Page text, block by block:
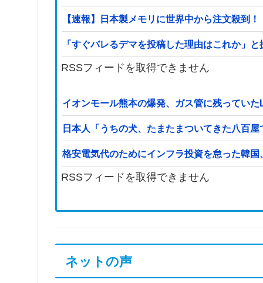
【速報】日本製メモリに世界中から注文殺到
「すぐバレるデマを投稿した理由はこれか」
RSSフィードを取得できません
イオンモール熊本の爆発、ガス管に残ってい
日本人「うちの犬、たまたまついてきた八百
格安電気代のためにインフラ投資を怠った韓
RSSフィードを取得できません
ネットの声